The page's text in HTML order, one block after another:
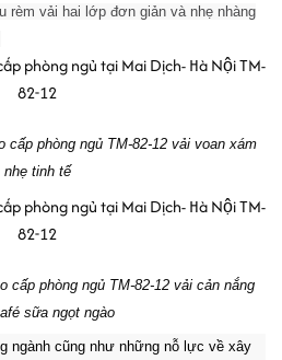
rèm vải hai lớp đơn giản và nhẹ nhàng
cấp phòng ngủ TM-82-12 vải voan xám
nhẹ tinh tế
cấp phòng ngủ TM-82-12 vải cản nắng
sữa ngọt ngào
ngành cũng như những nỗ lực về xây